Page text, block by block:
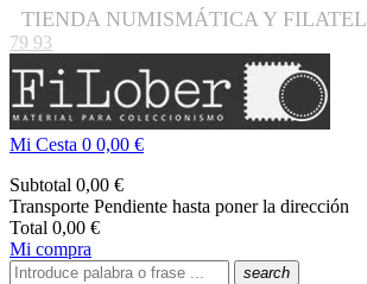
TIENDA NUMISMÁTICA Y
79 93
Mi Cesta 0 0,00 €
Subtotal 0,00 €
Transporte Pendiente hasta poner la dirección
Total 0,00 €
Mi compra
search